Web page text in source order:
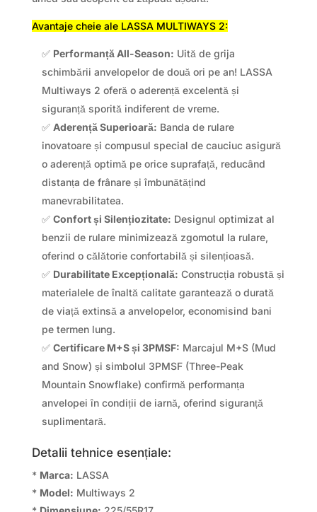
Avantaje cheie ale LASSA MULTIWAYS 2:
✅ Performanță All-Season: Uită de grija
schimbării anvelopelor de două ori pe an! LASSA
Multiways 2 oferă o aderență excelentă și
siguranță sporită indiferent de vreme.
✅ Aderență Superioară: Banda de rulare
inovatoare și compusul special de cauciuc asigură
o aderență optimă pe orice suprafață, reducând
distanța de frânare și îmbunătățind
manevrabilitatea.
✅ Confort și Silențiozitate: Designul optimizat al
benzii de rulare minimizează zgomotul la rulare,
oferind o călătorie confortabilă și silențioasă.
✅ Durabilitate Excepțională: Construcția robustă și
materialele de înaltă calitate garantează o durată
de viață extinsă a anvelopelor, economisind bani
pe termen lung.
✅ Certificare M+S și 3PMSF: Marcajul M+S (Mud
and Snow) și simbolul 3PMSF (Three-Peak
Mountain Snowflake) confirmă performanța
anvelopei în condiții de iarnă, oferind siguranță
suplimentară.
Detalii tehnice esențiale:
* Marca: LASSA
* Model: Multiways 2